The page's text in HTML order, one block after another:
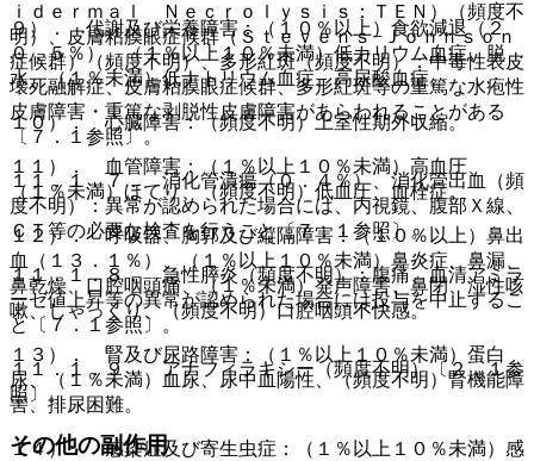
９）． 代謝及び栄養障害：（１０％以上）食欲減退（２
０．５％）、（１％以上１０％未満）低カリウム血症、脱
水、（１％未満）低ナトリウム血症、高尿酸血症。
１０）． 心臓障害：（頻度不明）上室性期外収縮。
１１）． 血管障害：（１％以上１０％未満）高血圧、
（１％未満）ほてり、（頻度不明）低血圧、血栓症。
１２）． 呼吸器、胸郭及び縦隔障害：（１０％以上）鼻出
血（１３．１％）、（１％以上１０％未満）鼻炎症、鼻漏、
鼻乾燥、口腔咽頭痛、（１％未満）発声障害、鼻閉、湿性咳
嗽、しゃっくり、（頻度不明）口腔咽頭不快感。
１３）． 腎及び尿路障害：（１％以上１０％未満）蛋白
尿、（１％未満）血尿、尿中血陽性、（頻度不明）腎機能障
害、排尿困難。
１４）． 感染症及び寄生虫症：（１％以上１０％未満）感
ｉｄｅｒｍａｌ Ｎｅｃｒｏｌｙｓｉｓ：ＴＥＮ）（頻度不
明）、皮膚粘膜眼症候群（Ｓｔｅｖｅｎｓ−Ｊｏｈｎｓｏｎ
症候群）（頻度不明）、多形紅斑（頻度不明）：中毒性表皮
壊死融解症、皮膚粘膜眼症候群、多形紅斑等の重篤な水疱性
皮膚障害・重篤な剥脱性皮膚障害があらわれることがある
〔７．１参照〕。
１１．１．７． 消化管潰瘍（０．４％）、消化管出血（頻
度不明）：異常が認められた場合には、内視鏡、腹部Ｘ線、
ＣＴ等の必要な検査を行うこと〔７．１参照〕。
１１．１．８． 急性膵炎（頻度不明）：腹痛、血清アミラ
ーゼ値上昇等の異常が認められた場合には投与を中止するこ
と〔７．１参照〕。
１１．１．９． アナフィラキシー（頻度不明）〔２．１参
照〕。
その他の副作用